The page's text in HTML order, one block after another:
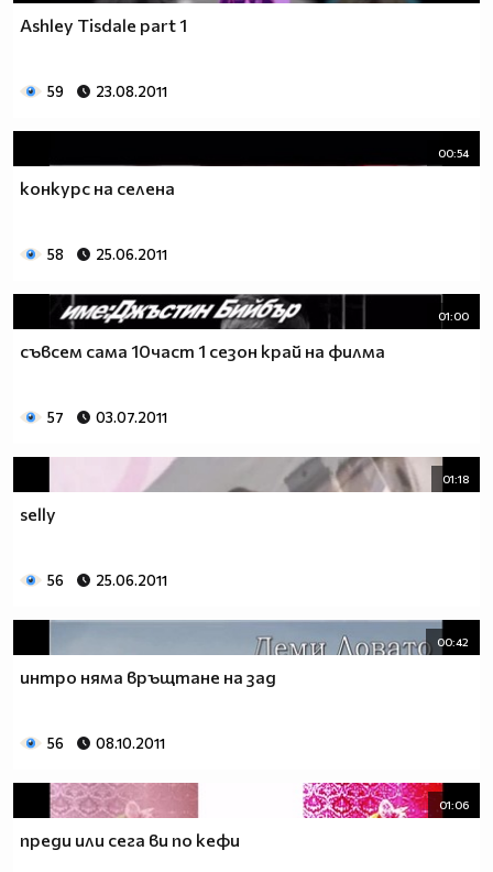
по бузите се стичат и галят нежното лице,но знаеш ли
на теб не ти прилича да плачеш за едно момче!
2.Когато ме гледаш настръхвам и бързо
Ashley Tisdale part 1
59 23.08.2011
00:54
конкурс на селена
58 25.06.2011
01:00
съвсем сама 10част 1 сезон край на филма
57 03.07.2011
01:18
selly
56 25.06.2011
00:42
интро няма връщтане на зад
56 08.10.2011
01:06
преди или сега ви по кефи